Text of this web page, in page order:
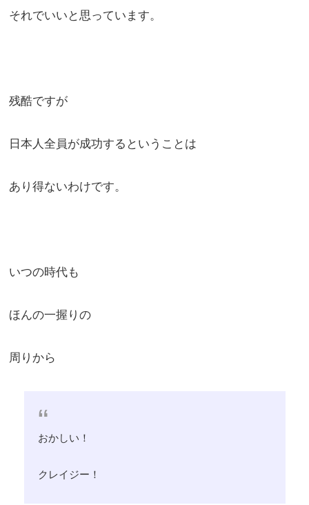
それでいいと思っています。
残酷ですが
日本人全員が成功するということは
あり得ないわけです。
いつの時代も
ほんの一握りの
周りから
おかしい！
クレイジー！